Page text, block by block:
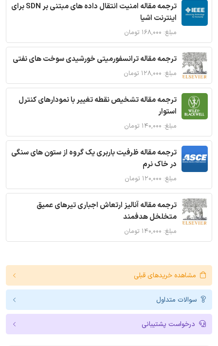
ترجمه مقاله امنیت انتقال داده های مبتنی بر SDN برای
اینترنت اشیا
مبلغ: ۱۶۸,۰۰۰ تومان
ترجمه مقاله ترانسفورمیتی خورشیدی سوخت های نفتی
مبلغ: ۱۲۸,۰۰۰ تومان
ترجمه مقاله تشخیص نقطه تغییر با نمودارهای کنترل
استوار
مبلغ: ۱۴۰,۰۰۰ تومان
ترجمه مقاله ظرفیت باربری یک گروه از ستون های سنگی
در خاک نرم
مبلغ: ۱۲۰,۰۰۰ تومان
ترجمه مقاله آنالیز ارتعاش اجباری تیرهای عمیق
متخلخل هدفمند
مبلغ: ۱۴۰,۰۰۰ تومان
مشاهده خریدهای قبلی
سوالات متداول
درخواست پشتیبانی